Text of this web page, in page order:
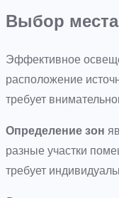
Выбор
Эффективное
расположение
требует
Определение зон
разные участки
требует